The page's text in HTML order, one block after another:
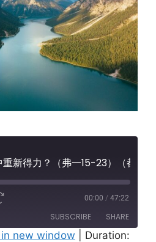
00:00 / 47:22
SUBSCRIBE SHARE
in new window
Duration: